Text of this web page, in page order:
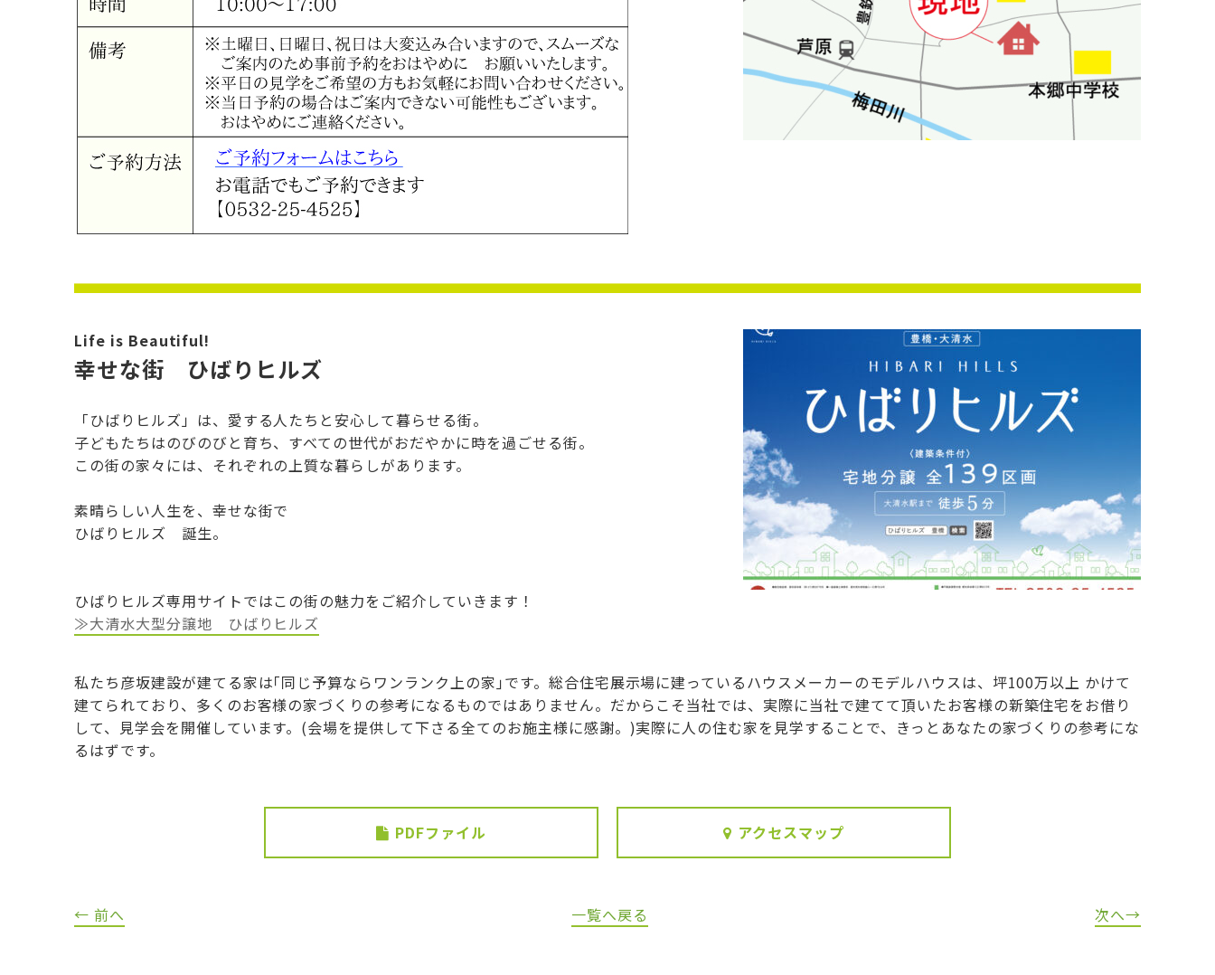
Life is Beautiful!
幸せな街 ひばりヒルズ
「ひばりヒルズ」は、愛する人たちと安心して暮らせる街。
子どもたちはのびのびと育ち、すべての世代がおだやかに時を過ごせる街。
この街の家々には、それぞれの上質な暮らしがあります。
素晴らしい人生を、幸せな街で
ひばりヒルズ 誕生。
ひばりヒルズ専用サイトではこの街の魅力をご紹介していきます！
≫大清水大型分譲地 ひばりヒルズ
私たち彦坂建設が建てる家は｢同じ予算ならワンランク上の家｣です。総合住宅展示場に建っているハウスメーカーのモデルハウスは、坪100万以上 かけて
建てられており、多くのお客様の家づくりの参考になるものではありません。だからこそ当社では、実際に当社で建てて頂いたお客様の新築住宅をお借り
して、見学会を開催しています。(会場を提供して下さる全てのお施主様に感謝。)実際に人の住む家を見学することで、きっとあなたの家づくりの参考にな
るはずです。
PDFファイル アクセスマップ
← 前へ 一覧へ戻る 次へ→